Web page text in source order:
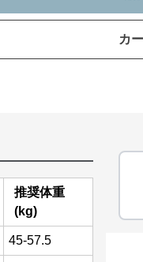
カ
推奨体重
(kg)
45-57.5